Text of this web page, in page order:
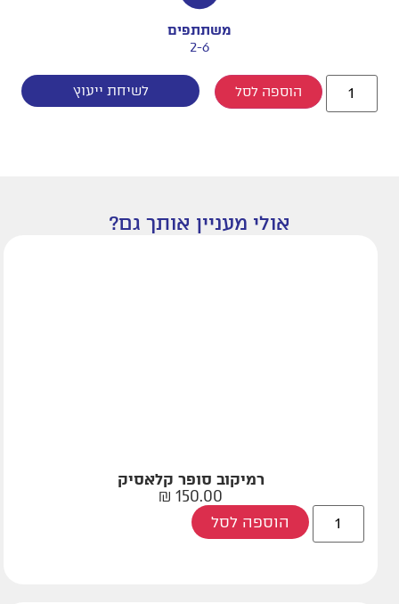
משתתפים
2-6
הוספה לסל לשיחת ייעוץ
אולי מעניין אותך גם?
רמיקוב סופר קלאסיק
150.00
₪
הוספה לסל